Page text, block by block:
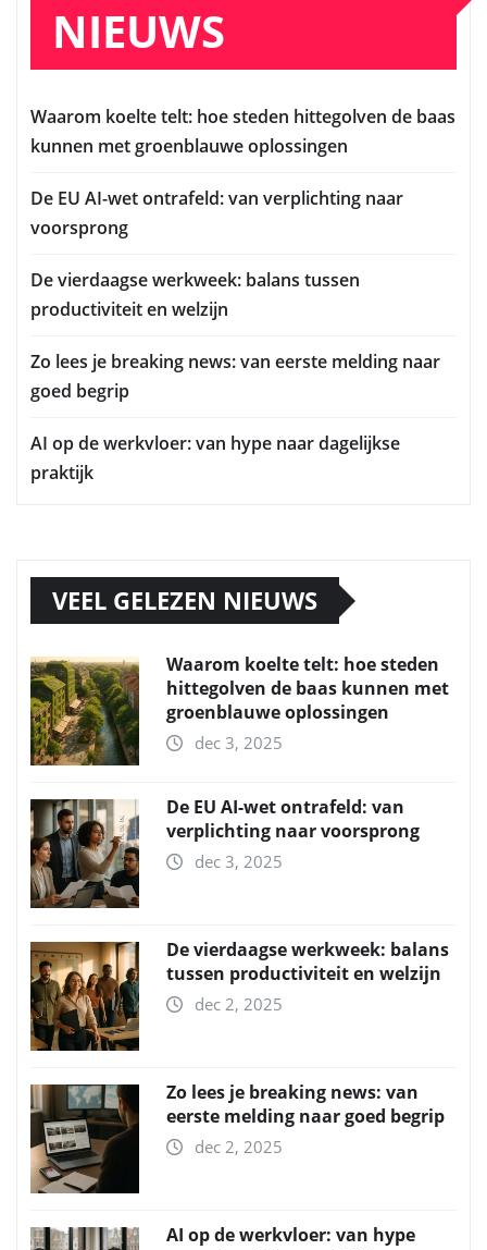
NIEUWS
Waarom koelte telt: hoe steden hittegolven de baas
kunnen met groenblauwe oplossingen
De EU AI-wet ontrafeld: van verplichting naar
voorsprong
De vierdaagse werkweek: balans tussen
productiviteit en welzijn
Zo lees je breaking news: van eerste melding naar
goed begrip
AI op de werkvloer: van hype naar dagelijkse
praktijk
VEEL GELEZEN NIEUWS
Waarom koelte telt: hoe steden
hittegolven de baas kunnen met
groenblauwe oplossingen
dec 3, 2025
De EU AI-wet ontrafeld: van
verplichting naar voorsprong
dec 3, 2025
De vierdaagse werkweek: balans
tussen productiviteit en welzijn
dec 2, 2025
Zo lees je breaking news: van
eerste melding naar goed begrip
dec 2, 2025
AI op de werkvloer: van hype